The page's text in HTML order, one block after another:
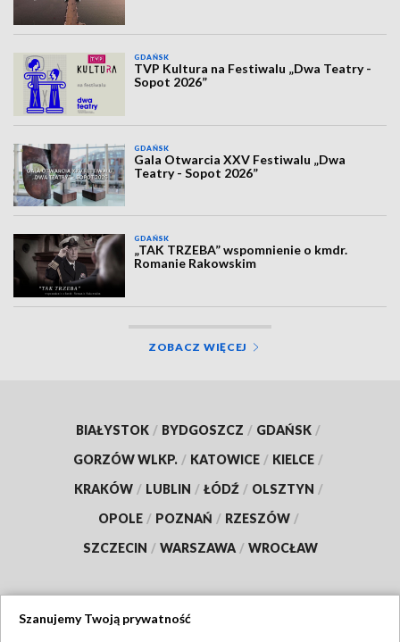
GDAŃSK
TVP Kultura na Festiwalu „Dwa Teatry -
Sopot 2026”
GDAŃSK
Gala Otwarcia XXV Festiwalu „Dwa
Teatry - Sopot 2026”
GDAŃSK
„TAK TRZEBA” wspomnienie o kmdr.
Romanie Rakowskim
ZOBACZ WIĘCEJ
BIAŁYSTOK / BYDGOSZCZ / GDAŃSK /
GORZÓW WLKP. / KATOWICE / KIELCE /
KRAKÓW / LUBLIN / ŁÓDŹ / OLSZTYN /
OPOLE / POZNAŃ / RZESZÓW /
SZCZECIN / WARSZAWA / WROCŁAW
Szanujemy Twoją prywatność